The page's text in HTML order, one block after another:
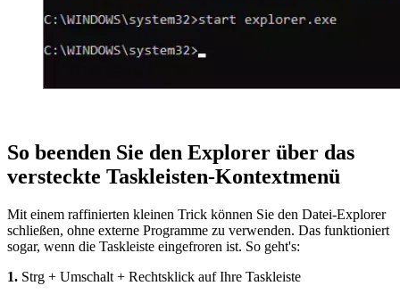
So beenden Sie den Explorer über das
versteckte Taskleisten-Kontextmenü
Mit einem raffinierten kleinen Trick können Sie den Datei-Explorer
schließen, ohne externe Programme zu verwenden. Das funktioniert
sogar, wenn die Taskleiste eingefroren ist. So geht's:
1. Strg + Umschalt + Rechtsklick auf Ihre Taskleiste